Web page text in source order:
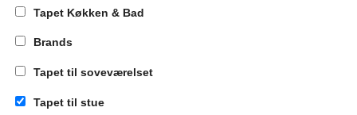
Tapet Køkken & Bad
Brands
Tapet til soveværelset
Tapet til stue